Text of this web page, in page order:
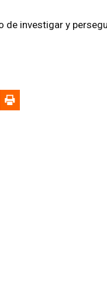
de investigar y